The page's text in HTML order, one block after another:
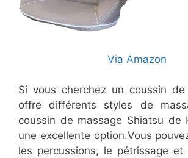
Via Amazon
Si vous cherchez un coussin
offre différents styles de
coussin de massage Shiatsu de
une excellente option.Vous
les percussions, le pétrissage et